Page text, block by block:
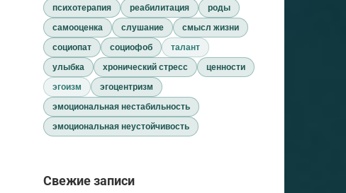
психотерапия
реабилитация
роды
самооценка
слушание
смысл жизни
социопат
социофоб
талант
улыбка
хронический стресс
ценности
эгоизм
эгоцентризм
эмоциональная нестабильность
эмоциональная неустойчивость
Свежие записи